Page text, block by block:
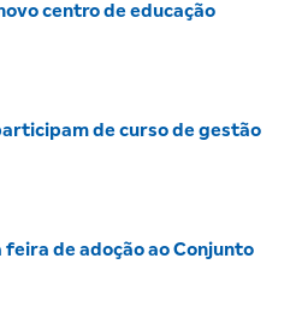
centro de educação
de curso de gestão
feira de adoção ao Conjunto